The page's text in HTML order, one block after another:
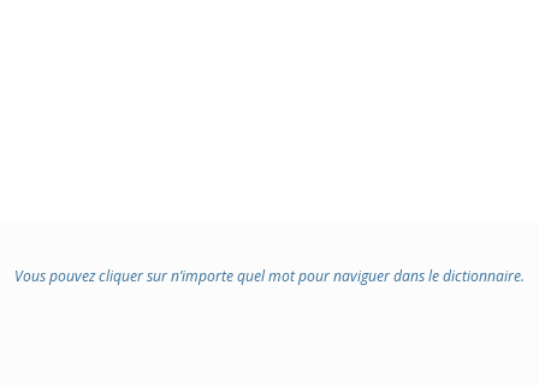
Vous pouvez cliquer sur n’importe quel mot pour naviguer dans le dictionnaire.